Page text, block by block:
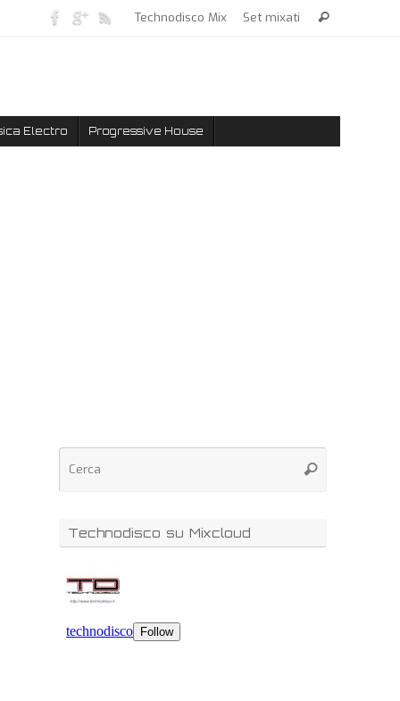
Technodisco Mix Set mixati
Electro Progressive House
Technodisco su Mixcloud